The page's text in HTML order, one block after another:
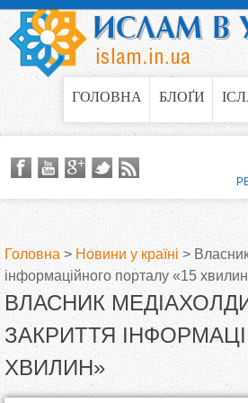
Jump to
ГОЛОВНА БЛОҐИ
В
и
є
Головна > Новини у країні >
інформаційного порталу «15
ВЛАСНИК
ЗАКРИТТЯ
ХВИЛИН»